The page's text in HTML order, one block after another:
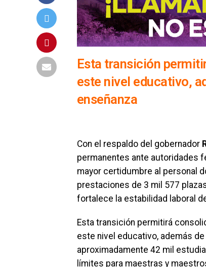
Esta transición
este nivel educativo,
enseñanza
Con el respaldo del gobernador
permanentes ante autoridades
mayor certidumbre al personal
prestaciones de 3 mil 577
fortalece la estabilidad laboral
Esta transición permitirá
este nivel educativo, además
aproximadamente 42 mil
límites para maestras y